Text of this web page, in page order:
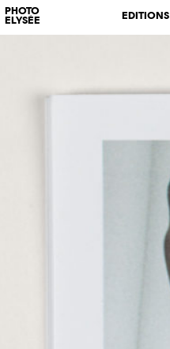
PHOTO
ELYSÉE
EDITIONS